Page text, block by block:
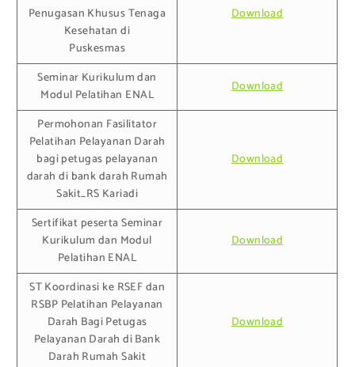
Penugasan Khusus Tenaga
Kesehatan di
Puskesmas
Download
Seminar Kurikulum dan
Modul Pelatihan ENAL
Download
Permohonan Fasilitator
Pelatihan Pelayanan Darah
bagi petugas pelayanan
darah di bank darah Rumah
Sakit_RS Kariadi
Download
Sertifikat peserta Seminar
Kurikulum dan Modul
Pelatihan ENAL
Download
ST Koordinasi ke RSEF dan
RSBP Pelatihan Pelayanan
Darah Bagi Petugas
Pelayanan Darah di Bank
Darah Rumah Sakit
Download